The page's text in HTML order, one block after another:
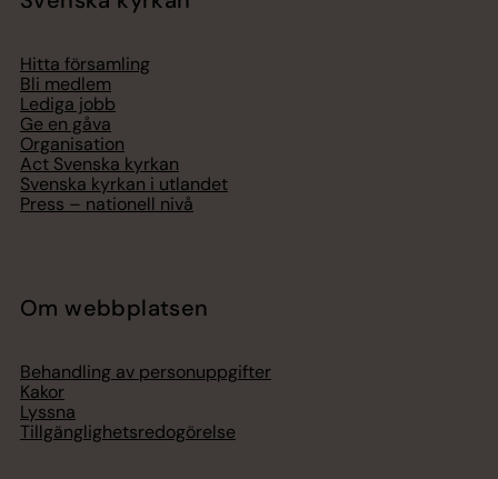
Hitta församling
Bli medlem
Lediga jobb
Ge en gåva
Organisation
Act Svenska kyrkan
Svenska kyrkan i utlandet
Press – nationell nivå
Om webbplatsen
Behandling av personuppgifter
Kakor
Lyssna
Tillgänglighetsredogörelse